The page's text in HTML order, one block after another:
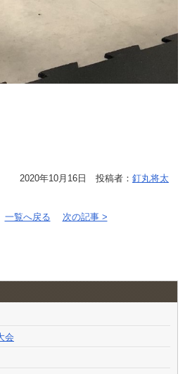
2020年10月16日 投稿者： 釘丸将太
一覧へ戻る 次の記事 >
会